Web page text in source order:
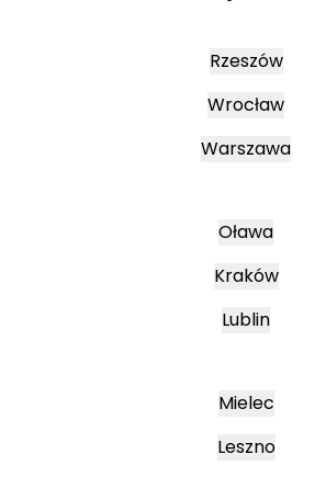
Rzeszów
Wrocław
Warszawa
Oława
Kraków
Lublin
Mielec
Leszno